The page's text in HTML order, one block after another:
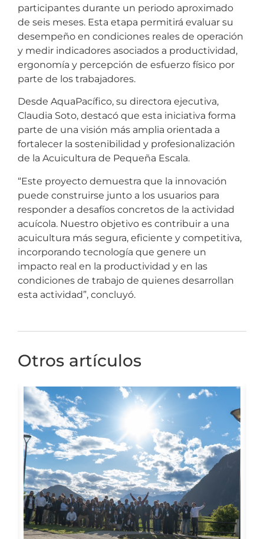
participantes durante un periodo aproximado
de seis meses. Esta etapa permitirá evaluar su
desempeño en condiciones reales de operación
y medir indicadores asociados a productividad,
ergonomía y percepción de esfuerzo físico por
parte de los trabajadores.
Desde AquaPacífico, su directora ejecutiva,
Claudia Soto, destacó que esta iniciativa forma
parte de una visión más amplia orientada a
fortalecer la sostenibilidad y profesionalización
de la Acuicultura de Pequeña Escala.
“Este proyecto demuestra que la innovación
puede construirse junto a los usuarios para
responder a desafíos concretos de la actividad
acuícola. Nuestro objetivo es contribuir a una
acuicultura más segura, eficiente y competitiva,
incorporando tecnología que genere un
impacto real en la productividad y en las
condiciones de trabajo de quienes desarrollan
esta actividad”, concluyó.
Otros artículos